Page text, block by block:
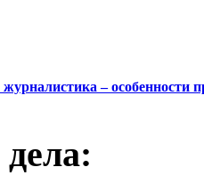
– особенности